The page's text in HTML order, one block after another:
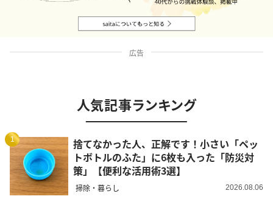
広告
人気記事ランキング
1
捨てなかった人、正解です！小さい「ペッ
トボトルのふた」に6枚も入った「防災対
策」【便利な活用術3選】
掃除・暮らし 2026.08.06